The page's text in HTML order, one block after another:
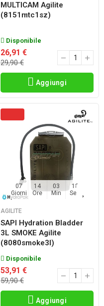
MULTICAM Agilite
(8151mtc1sz)
Disponibile
26,91 €
29,90 €
Aggiungi
07
Giorni
14
Ore
03
Min
17
Sec
AGILITE
SAPI Hydration Bladder
3L SMOKE Agilite
(8080smoke3l)
Disponibile
53,91 €
59,90 €
Aggiungi